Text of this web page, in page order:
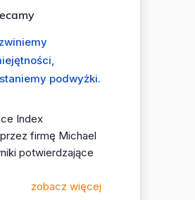
podwyżki.
Index
firmę Michael
potwierdzające
zobacz więcej